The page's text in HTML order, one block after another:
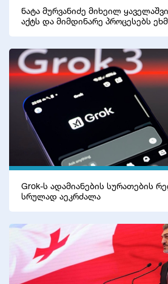
კულტურა
სხვა
კრიმინალი
კონფლიქტი
განათლება
AI-ს დრო
სოც. მედია
ნატა მურვანიძე მიხეილ
აქტს და მიმდინარე პროცესებს
Grok-ს ადამიანების სურათების
სრულად აეკრძალა